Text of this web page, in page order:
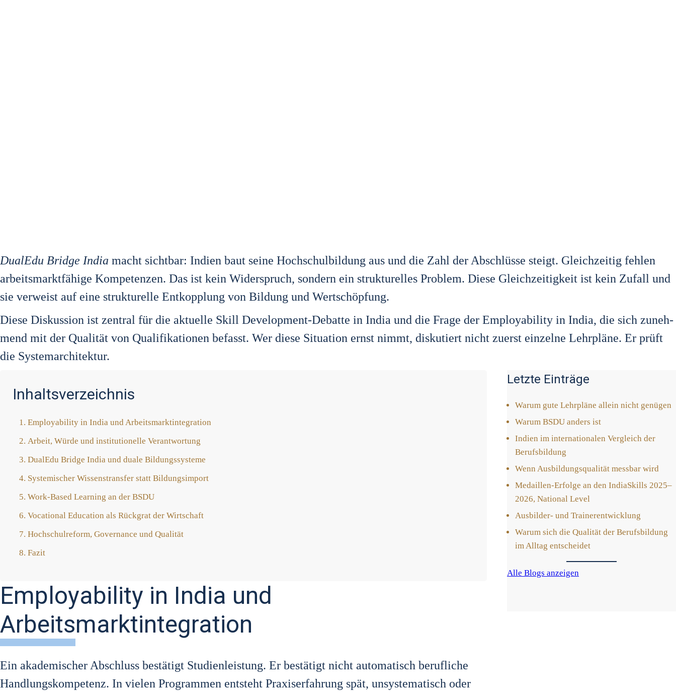
Dua­lEdu Bridge India macht sicht­bar: Indi­en baut sei­ne Hoch­schul­bil­dung aus und die Zahl der Abschlüs­se steigt. Gleich­zei­tig feh­len
arbeits­markt­fä­hi­ge Kom­pe­ten­zen. Das ist kein Wider­spruch, son­dern ein struk­tu­rel­les Pro­blem. Die­se Gleich­zei­tig­keit ist kein Zufall und
sie ver­weist auf eine struk­tu­rel­le Ent­kopp­lung von Bil­dung und Wert­schöp­fung.
Die­se Dis­kus­si­on ist zen­tral für die aktu­el­le Skill Deve­lo­p­ment-Debat­te in India und die Fra­ge der Employa­bi­li­ty in India, die sich zuneh­
mend mit der Qua­li­tät von Qua­li­fi­ka­tio­nen befasst. Wer die­se Situa­ti­on ernst nimmt, dis­ku­tiert nicht zuerst ein­zel­ne Lehr­plä­ne. Er prüft
die Sys­tem­ar­chi­tek­tur.
Inhaltsverzeichnis
Employa­bi­li­ty in India und Arbeits­markt­in­te­gra­ti­on
Arbeit, Wür­de und insti­tu­tio­nel­le Ver­ant­wor­tung
Dua­lEdu Bridge India und dua­le Bil­dungs­sys­te­me
Sys­te­mi­scher Wis­sens­trans­fer statt Bil­dungs­im­port
Work-Based Lear­ning an der BSDU
Voca­tio­nal Edu­ca­ti­on als Rück­grat der Wirt­schaft
Hoch­schul­re­form, Gover­nan­ce und Qua­li­tät
Fazit
Employability in India und
Arbeitsmarktintegration
Ein aka­de­mi­scher Abschluss bestä­tigt Stu­di­en­leis­tung. Er bestä­tigt nicht auto­ma­tisch beruf­li­che
Hand­lungs­kom­pe­tenz. In vie­len Pro­gram­men ent­steht Pra­xis­er­fah­rung spät, unsys­te­ma­tisch oder
Letzte Einträge
War­um gute Lehr­plä­ne allein nicht genü­gen
War­um BSDU anders ist
Indi­en im inter­na­tio­na­len Ver­gleich der
Berufs­bil­dung
Wenn Aus­bil­dungs­qua­li­tät mess­bar wird
Medail­len-Erfol­ge an den India­Skills 2025–
2026, Natio­nal Level
Aus­bil­der- und Trai­ner­ent­wick­lung
War­um sich die Qua­li­tät der Berufs­bil­dung
im All­tag ent­schei­det
Alle Blogs anzei­gen